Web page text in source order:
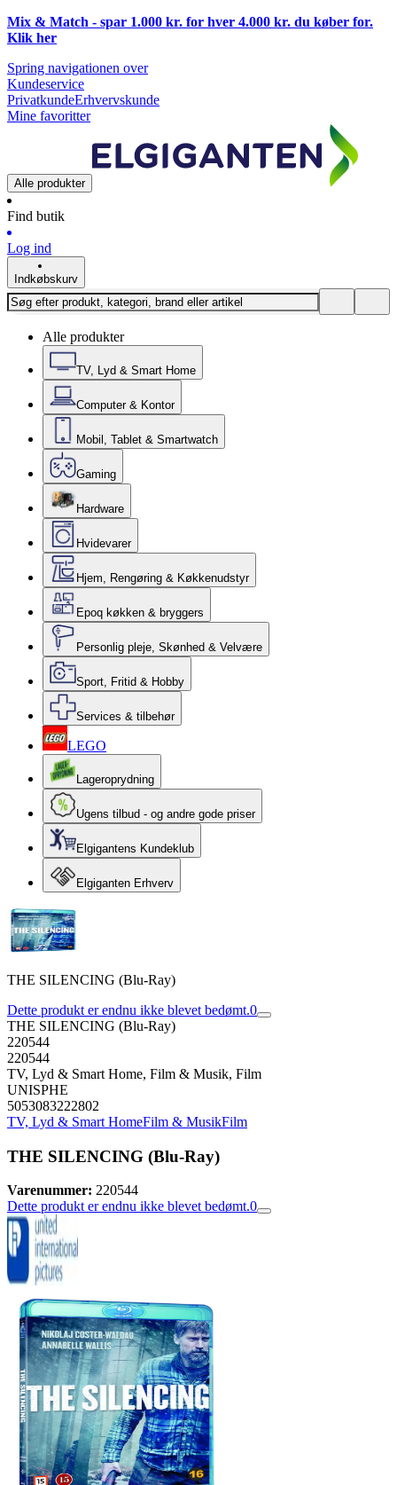
Mix & Match - spar 1.000 kr. for hver 4.000 kr. du køber for.
Klik her
Spring navigationen over
Kundeservice
PrivatkundeErhvervskunde
Mine favoritter
Alle produkter
Find butik
Log ind
Indkøbskurv
Alle produkter
TV, Lyd & Smart Home
Computer & Kontor
Mobil, Tablet & Smartwatch
Gaming
Hardware
Hvidevarer
Hjem, Rengøring & Køkkenudstyr
Epoq køkken & bryggers
Personlig pleje, Skønhed & Velvære
Sport, Fritid & Hobby
Services & tilbehør
LEGO
Lageroprydning
Ugens tilbud - og andre gode priser
Elgigantens Kundeklub
Elgiganten Erhverv
THE SILENCING (Blu-Ray)
Dette produkt er endnu ikke blevet bedømt.0
THE SILENCING (Blu-Ray)
220544
220544
TV, Lyd & Smart Home, Film & Musik, Film
UNISPHE
5053083222802
TV, Lyd & Smart HomeFilm & MusikFilm
THE SILENCING (Blu-Ray)
Varenummer: 220544
Dette produkt er endnu ikke blevet bedømt.0